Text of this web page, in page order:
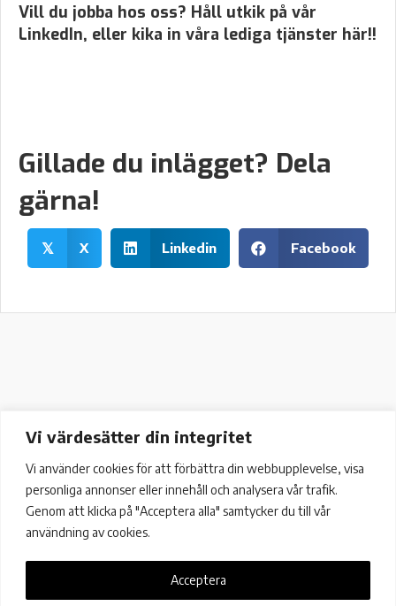
Vi värdesätter din integritet
Vi använder cookies för att förbättra din webbupplevelse, visa
personliga annonser eller innehåll och analysera vår trafik.
Genom att klicka på "Acceptera alla" samtycker du till vår
användning av cookies.
Acceptera
Vill du jobba hos oss? Håll utkik på vår
LinkedIn, eller kika in våra lediga tjänster här!!
Gillade du inlägget? Dela
gärna!
𝕏 X Linkedin Facebook
Färögatan 33, 16451 Kista